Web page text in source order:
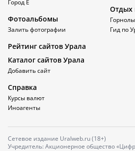
Город Е
Фотоальбомы
Залить фотографии
Отдых
Гид по
Рейтинг сайтов Урала
Каталог сайтов Урала
Добавить сайт
Справка
Курсы валют
Иноагенты
Сетевое издание Uralweb.ru (18+)
Учредитель: Акционерное общество